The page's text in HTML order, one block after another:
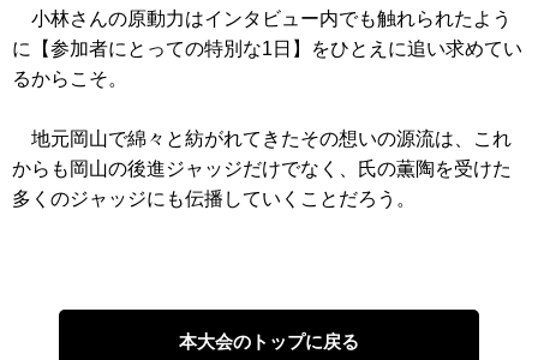
小林さんの原動力はインタビュー内でも触れられたよう
に【参加者にとっての特別な1日】をひとえに追い求めてい
るからこそ。
地元岡山で綿々と紡がれてきたその想いの源流は、これ
からも岡山の後進ジャッジだけでなく、氏の薫陶を受けた
多くのジャッジにも伝播していくことだろう。
本大会のトップに戻る